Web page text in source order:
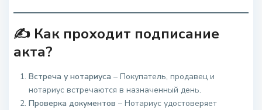
✍️ Как проходит подписание
акта?
Встреча у нотариуса – Покупатель, продавец и
нотариус встречаются в назначенный день.
Проверка документов – Нотариус удостоверяет